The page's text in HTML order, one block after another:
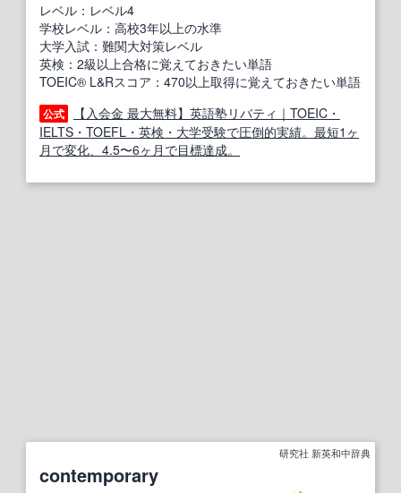
レベル：レベル4
学校レベル：高校3年以上の水準
大学入試：難関大対策レベル
英検：2級以上合格に覚えておきたい単語
TOEIC® L&Rスコア：470以上取得に覚えておきたい単語
公式
【入会金 最大無料】英語塾リバティ｜TOEIC・
IELTS・TOEFL・英検・大学受験で圧倒的実績。最短1ヶ
月で変化、4.5〜6ヶ月で目標達成。
研究社 新英和中辞典
contemporary